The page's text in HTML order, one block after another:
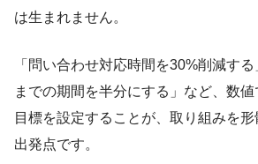
は生まれません。
「問い合わせ対応時間を30%削減す
までの期間を半分にする」など、数
目標を設定することが、取り組みを
出発点です。